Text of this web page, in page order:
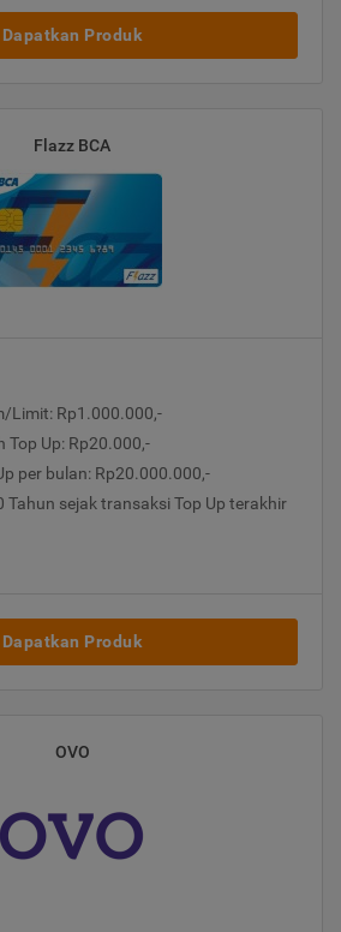
Dapatkan Produk
Flazz BCA
Limit: Rp1.000.000,-
Top Up: Rp20.000,-
per bulan: Rp20.000.000,-
Tahun sejak transaksi Top Up terakhir
Dapatkan Produk
OVO